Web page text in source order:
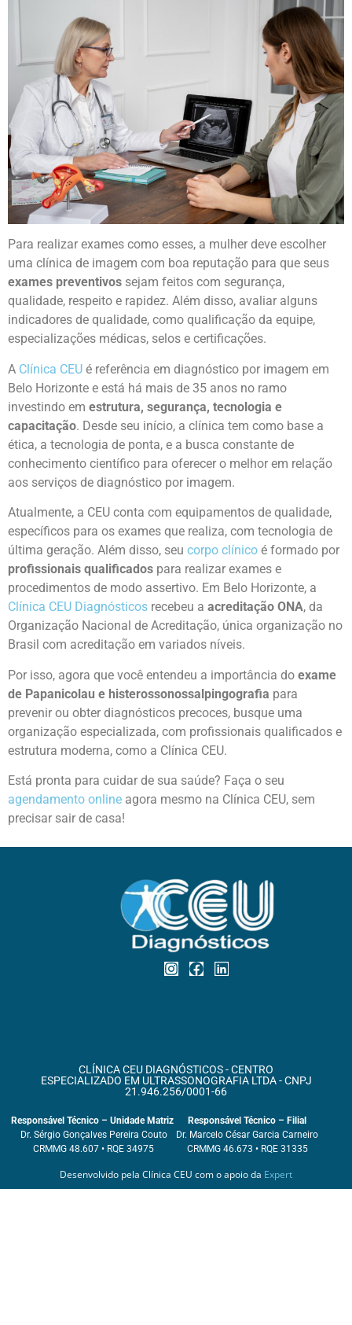
Para realizar exames como esses, a mulher deve escolher
uma clínica de imagem com boa reputação para que seus
exames preventivos sejam feitos com segurança,
qualidade, respeito e rapidez. Além disso, avaliar alguns
indicadores de qualidade, como qualificação da equipe,
especializações médicas, selos e certificações.
A Clínica CEU é referência em diagnóstico por imagem em
Belo Horizonte e está há mais de 35 anos no ramo
investindo em estrutura, segurança, tecnologia e
capacitação. Desde seu início, a clínica tem como base a
ética, a tecnologia de ponta, e a busca constante de
conhecimento científico para oferecer o melhor em relação
aos serviços de diagnóstico por imagem.
Atualmente, a CEU conta com equipamentos de qualidade,
específicos para os exames que realiza, com tecnologia de
última geração. Além disso, seu corpo clínico é formado por
profissionais qualificados para realizar exames e
procedimentos de modo assertivo. Em Belo Horizonte, a
Clínica CEU Diagnósticos recebeu a acreditação ONA, da
Organização Nacional de Acreditação, única organização no
Brasil com acreditação em variados níveis.
Por isso, agora que você entendeu a importância do exame
de Papanicolau e histerossonossalpingografia para
prevenir ou obter diagnósticos precoces, busque uma
organização especializada, com profissionais qualificados e
estrutura moderna, como a Clínica CEU.
Está pronta para cuidar de sua saúde? Faça o seu
agendamento online agora mesmo na Clínica CEU, sem
precisar sair de casa!
CLÍNICA CEU DIAGNÓSTICOS - CENTRO
ESPECIALIZADO EM ULTRASSONOGRAFIA LTDA - CNPJ
21.946.256/0001-66
Responsável Técnico – Unidade Matriz
Dr. Sérgio Gonçalves Pereira Couto
CRMMG 48.607 • RQE 34975
Responsável Técnico – Filial
Dr. Marcelo César Garcia Carneiro
CRMMG 46.673 • RQE 31335
Desenvolvido pela Clínica CEU com o apoio da Expert